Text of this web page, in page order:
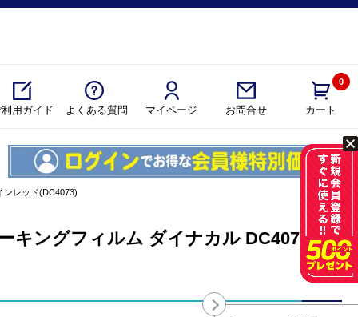
用ガイド よくある質問 マイページ お問合せ カート
0
ンレッド(DC4073)
キングフィルム ダイナカル DC4073 カ